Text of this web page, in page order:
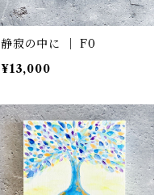
静寂の中に ｜ F0
¥13,000